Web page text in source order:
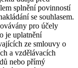
splnění povinností
se souhlasem.
pro účely
je uplatnění
ze smlouvy o
a vzdělávacích
nebo přímý